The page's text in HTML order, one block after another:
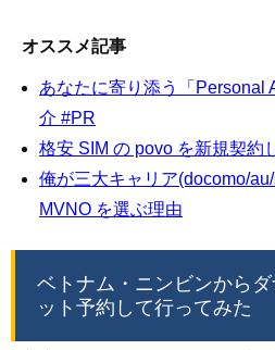
オススメ記事
あなたに寄り添う「Personal
介 #PR
格安 SIM の povo を新規契約
俺が三大キャリア(docomo/
MVNO を選ぶ理由
ベトナム・ニンビンから
ット予約して行ってみた